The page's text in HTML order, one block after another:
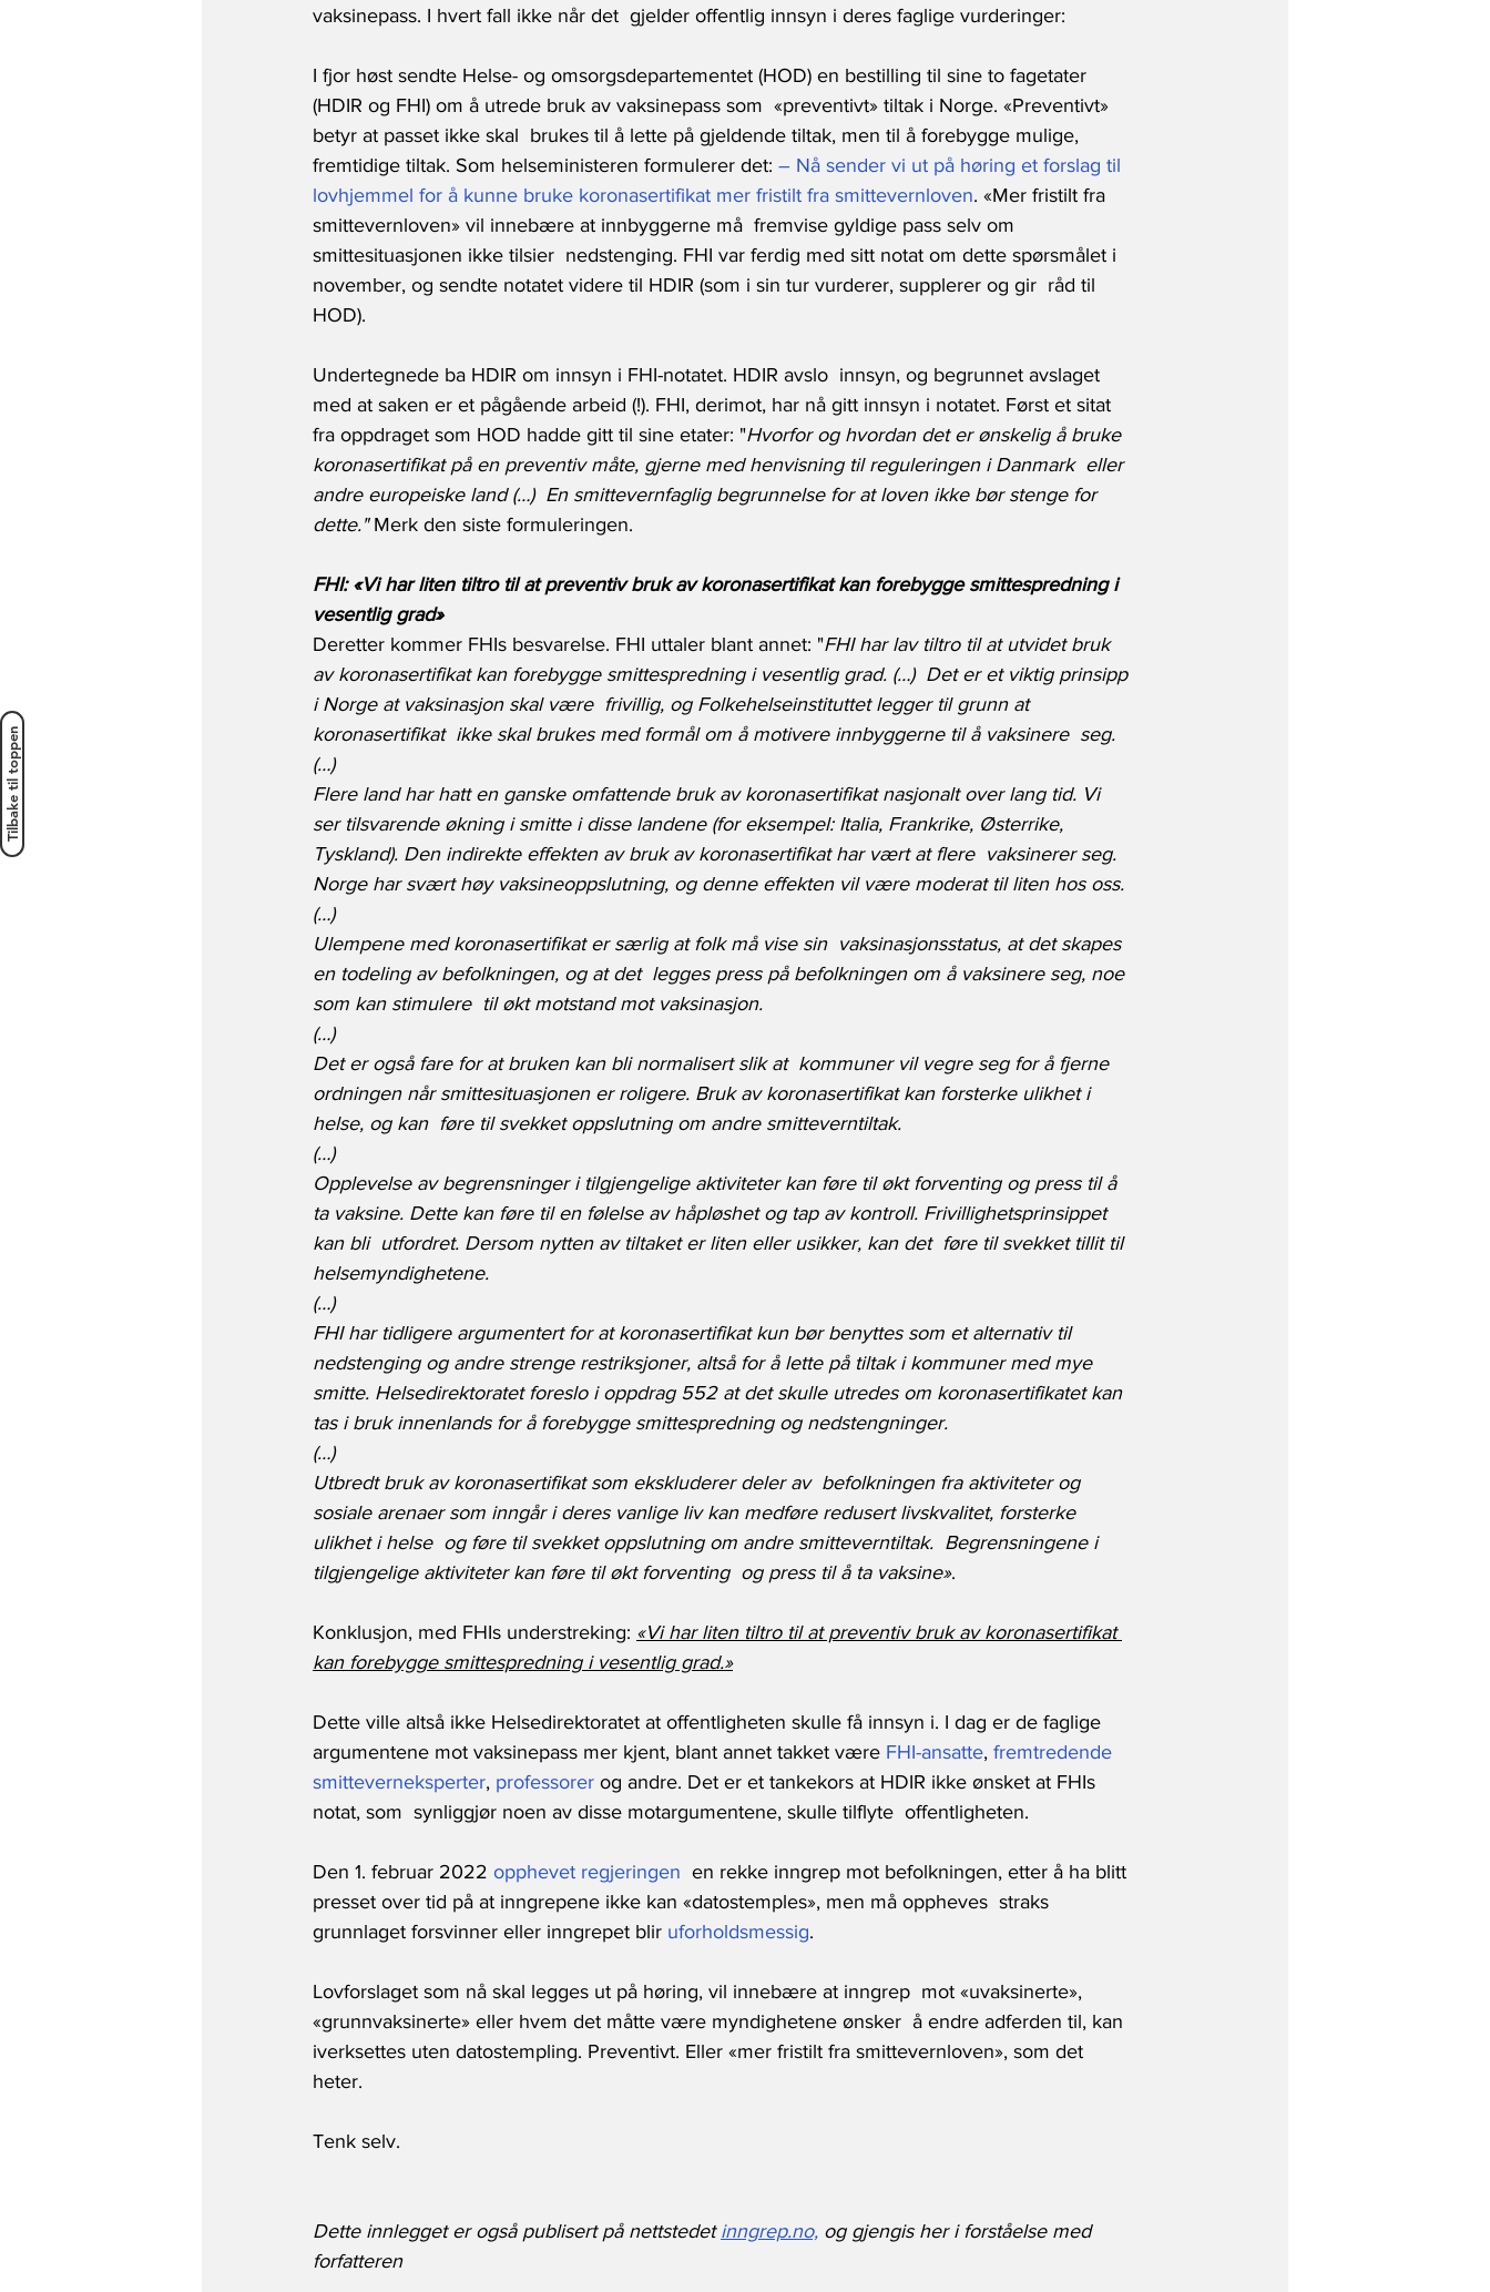
Tilbake til toppen
vaksinepass. I hvert fall ikke når det  gjelder offentlig innsyn i deres faglige vurderinger:
I fjor høst sendte Helse- og omsorgsdepartementet (HOD) en bestilling til sine to fagetater
(HDIR og FHI) om å utrede bruk av vaksinepass som  «preventivt» tiltak i Norge. «Preventivt»
betyr at passet ikke skal  brukes til å lette på gjeldende tiltak, men til å forebygge mulige,
fremtidige tiltak. Som helseministeren formulerer det: – Nå sender vi ut på høring et forslag til
lovhjemmel for å kunne bruke koronasertifikat mer fristilt fra smittevernloven. «Mer fristilt fra
smittevernloven» vil innebære at innbyggerne må  fremvise gyldige pass selv om
smittesituasjonen ikke tilsier  nedstenging. FHI var ferdig med sitt notat om dette spørsmålet i
november, og sendte notatet videre til HDIR (som i sin tur vurderer, supplerer og gir  råd til
HOD).
Undertegnede ba HDIR om innsyn i FHI-notatet. HDIR avslo  innsyn, og begrunnet avslaget
med at saken er et pågående arbeid (!). FHI, derimot, har nå gitt innsyn i notatet. Først et sitat
fra oppdraget som HOD hadde gitt til sine etater: "Hvorfor og hvordan det er ønskelig å bruke
koronasertifikat på en preventiv måte, gjerne med henvisning til reguleringen i Danmark  eller
andre europeiske land (…) En smittevernfaglig begrunnelse for at loven ikke bør stenge for
dette." Merk den siste formuleringen.
FHI: «Vi har liten tiltro til at preventiv bruk av koronasertifikat kan forebygge smittespredning i
vesentlig grad»
Deretter kommer FHIs besvarelse. FHI uttaler blant annet: "FHI har lav tiltro til at utvidet bruk
av koronasertifikat kan forebygge smittespredning i vesentlig grad. (…)  Det er et viktig prinsipp
i Norge at vaksinasjon skal være  frivillig, og Folkehelseinstituttet legger til grunn at
koronasertifikat  ikke skal brukes med formål om å motivere innbyggerne til å vaksinere  seg.
(…)
Flere land har hatt en ganske omfattende bruk av koronasertifikat nasjonalt over lang tid. Vi
ser tilsvarende økning i smitte i disse landene (for eksempel: Italia, Frankrike, Østerrike,
Tyskland). Den indirekte effekten av bruk av koronasertifikat har vært at flere  vaksinerer seg.
Norge har svært høy vaksineoppslutning, og denne effekten vil være moderat til liten hos oss.
(…)
Ulempene med koronasertifikat er særlig at folk må vise sin  vaksinasjonsstatus, at det skapes
en todeling av befolkningen, og at det  legges press på befolkningen om å vaksinere seg, noe
som kan stimulere  til økt motstand mot vaksinasjon.
(…)
Det er også fare for at bruken kan bli normalisert slik at  kommuner vil vegre seg for å fjerne
ordningen når smittesituasjonen er roligere. Bruk av koronasertifikat kan forsterke ulikhet i
helse, og kan  føre til svekket oppslutning om andre smitteverntiltak.
(…)
Opplevelse av begrensninger i tilgjengelige aktiviteter kan føre til økt forventing og press til å
ta vaksine. Dette kan føre til en følelse av håpløshet og tap av kontroll. Frivillighetsprinsippet
kan bli  utfordret. Dersom nytten av tiltaket er liten eller usikker, kan det  føre til svekket tillit til
helsemyndighetene.
(…)
FHI har tidligere argumentert for at koronasertifikat kun bør benyttes som et alternativ til
nedstenging og andre strenge restriksjoner, altså for å lette på tiltak i kommuner med mye
smitte. Helsedirektoratet foreslo i oppdrag 552 at det skulle utredes om koronasertifikatet kan
tas i bruk innenlands for å forebygge smittespredning og nedstengninger.
(…)
Utbredt bruk av koronasertifikat som ekskluderer deler av  befolkningen fra aktiviteter og
sosiale arenaer som inngår i deres vanlige liv kan medføre redusert livskvalitet, forsterke
ulikhet i helse  og føre til svekket oppslutning om andre smitteverntiltak.  Begrensningene i
tilgjengelige aktiviteter kan føre til økt forventing  og press til å ta vaksine».
Konklusjon, med FHIs understreking: «Vi har liten tiltro til at preventiv bruk av koronasertifikat
kan forebygge smittespredning i vesentlig grad.»
Dette ville altså ikke Helsedirektoratet at offentligheten skulle få innsyn i. I dag er de faglige
argumentene mot vaksinepass mer kjent, blant annet takket være FHI-ansatte, fremtredende
smitteverneksperter, professorer og andre. Det er et tankekors at HDIR ikke ønsket at FHIs
notat, som  synliggjør noen av disse motargumentene, skulle tilflyte  offentligheten.
Den 1. februar 2022 opphevet regjeringen
  en rekke inngrep mot befolkningen, etter å ha blitt
presset over tid på at inngrepene ikke kan «datostemples», men må oppheves  straks
grunnlaget forsvinner eller inngrepet blir uforholdsmessig.
Lovforslaget som nå skal legges ut på høring, vil innebære at inngrep  mot «uvaksinerte»,
«grunnvaksinerte» eller hvem det måtte være myndighetene ønsker  å endre adferden til, kan
iverksettes uten datostempling. Preventivt. Eller «mer fristilt fra smittevernloven», som det
heter.
Tenk selv.
Dette innlegget er også publisert på nettstedet inngrep.no, og gjengis her i forståelse med
forfatteren